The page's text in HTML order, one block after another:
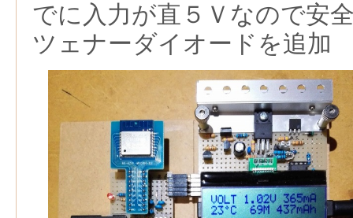
でに入力が直５Ｖなので安
ツェナーダイオードを追加